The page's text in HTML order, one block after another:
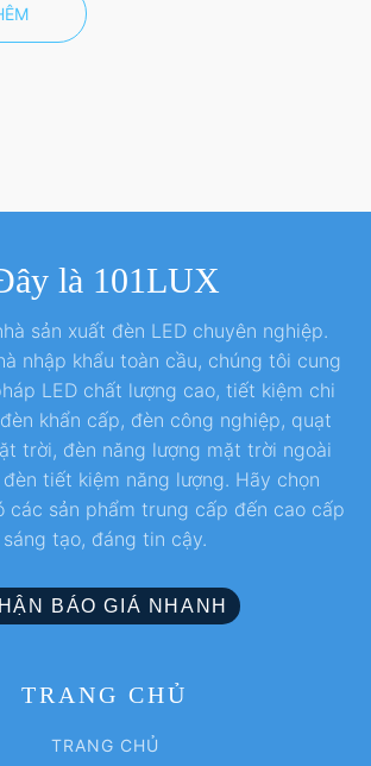
là 101LUX
sản xuất đèn LED chuyên nghiệp.
nhập khẩu toàn cầu, chúng tôi cung
LED chất lượng cao, tiết kiệm chi
khẩn cấp, đèn công nghiệp, quạt
trời, đèn năng lượng mặt trời ngoài
tiết kiệm năng lượng. Hãy chọn
các sản phẩm trung cấp đến cao cấp
sáng tạo, đáng tin cậy.
BÁO GIÁ NHANH
TRANG CHỦ
TRANG CHỦ